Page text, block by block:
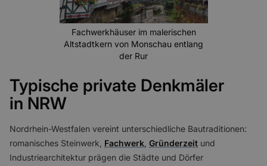
Fachwerkhäuser im malerischen
Altstadtkern von Monschau entlang
der Rur
Typische private Denkmäler
in NRW
Nordrhein-Westfalen vereint unterschiedliche Bautraditionen:
romanisches Steinwerk, Fachwerk Gründerzeit und
Industriearchitektur prägen die Städte und Dörfer